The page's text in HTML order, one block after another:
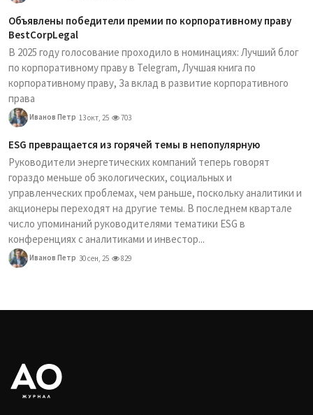
Объявлены победители премии по корпоративному праву
BestCorpLegal
В 2025 году голосование проходило в номинациях: Лучший блог
по корпоративному праву в Telegram, Лучшая книга по
корпоративному праву, За вклад в развитие корпоративного
права
Иванов Петр 13 окт, 25 703
ESG превращается из горячей темы в непопулярную
Руководители энергетических компаний теперь говорят
гораздо меньше об экологических, социальных и
управленческих проблемах, чем раньше, поскольку аналитики и
акционеры переходят на другие темы. В последнем квартале
число упоминаний руководителями тематики ESG в
конференциях с аналитиками и инвестор...
Иванов Петр 30 сен, 25 829